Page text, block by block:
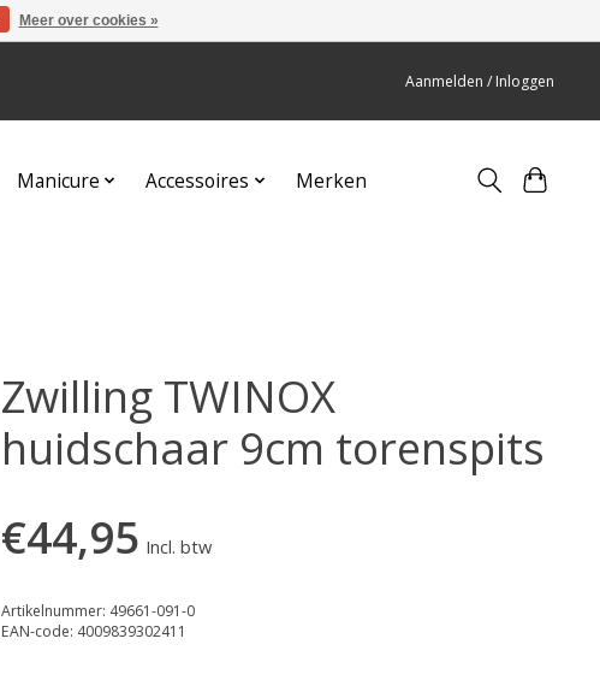
Aanmelden / Inloggen
Manicure Accessoires Merken
Zwilling TWINOX
huidschaar 9cm torenspits
€44,95 Incl. btw
Artikelnummer: 49661-091-0
EAN-code: 4009839302411
Meer over cookies »